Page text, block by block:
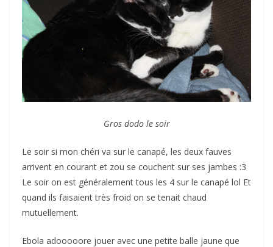
Gros dodo le soir
Le soir si mon chéri va sur le canapé, les deux fauves
arrivent en courant et zou se couchent sur ses jambes :3
Le soir on est généralement tous les 4 sur le canapé lol Et
quand ils faisaient très froid on se tenait chaud
mutuellement.
Ebola adooooore jouer avec une petite balle jaune que